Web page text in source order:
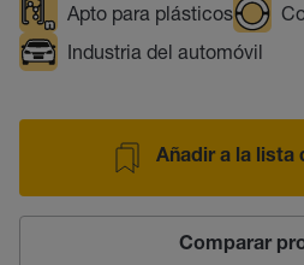
Apto para plásticos
Industria del automóvil
Añadir a la lista
Comparar